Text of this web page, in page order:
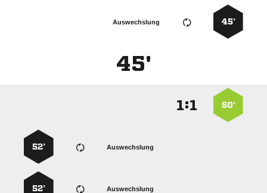
45’
Auswechslung
45'
50’
:
Auswechslung
52’
Auswechslung
52’